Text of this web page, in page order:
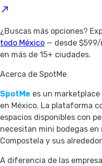
¿Buscas más opciones?
todo México — desde
en más de 15+ ciudades.
Acerca de SpotMe
SpotMe es un
en México. La plataforma
espacios disponibles con
necesitan mini bodegas
Compostela y sus
A diferencia de las